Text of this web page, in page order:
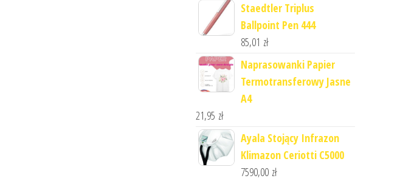
Staedtler Triplus
Ballpoint Pen 444
85,01 zł
Naprasowanki Papier
Termotransferowy Jasne
A4
21,95 zł
Ayala Stojący Infrazon
Klimazon Ceriotti C5000
7590,00 zł